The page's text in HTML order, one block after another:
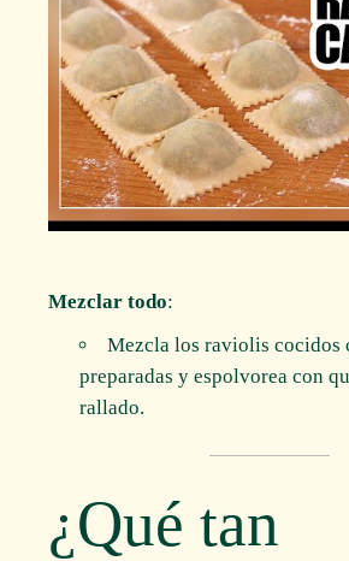
Mezclar todo:
Mezcla los raviolis cocidos
preparadas y espolvorea con
rallado.
¿Qué tan